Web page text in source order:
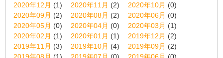
2020年12月 (1) 2020年11月 (2) 2020年10月 (0)
2020年09月 (2) 2020年08月 (2) 2020年06月 (0)
2020年05月 (0) 2020年04月 (0) 2020年03月 (1)
2020年02月 (1) 2020年01月 (1) 2019年12月 (2)
2019年11月 (3) 2019年10月 (4) 2019年09月 (2)
2019年08月 (1) 2019年07月 (0) 2019年06月 (0)